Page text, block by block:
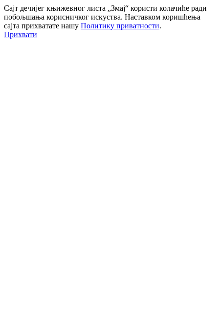
Сајт дечијег књижевног листа „Змај“ користи колачиће ради
побољшања корисничког искуства. Наставком коришћења
сајта прихватате нашу Политику приватности.
Прихвати